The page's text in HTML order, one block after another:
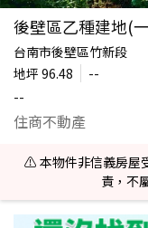
後壁區乙種建地(
台南市後壁區竹新段
地坪 96.48
--
--
住商不動產
⚠️ 本物件非信義房屋
責，不